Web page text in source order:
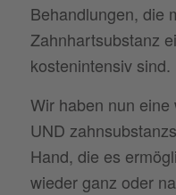
Behandlungen, die
Zahnhartsubstanz
kostenintensiv sind.
Wir haben nun
UND
Hand, die es
wieder ganz oder